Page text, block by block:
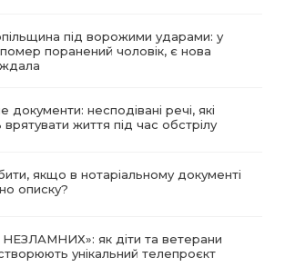
під ворожими ударами: у
помер поранений чоловік, є нова
документи: несподівані речі, які
життя під час обстрілу
якщо в нотаріальному документі
описку?
як діти та ветерани
унікальний телепроєкт